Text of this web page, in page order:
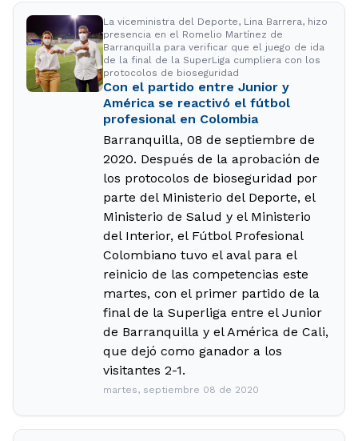
La viceministra del Deporte, Lina Barrera, hizo
presencia en el Romelio Martínez de
Barranquilla para verificar que el juego de ida
de la final de la SuperLiga cumpliera con los
protocolos de bioseguridad
Con el partido entre Junior y
América se reactivó el fútbol
profesional en Colombia
Barranquilla, 08 de septiembre de
2020. Después de la aprobación de
los protocolos de bioseguridad por
parte del Ministerio del Deporte, el
Ministerio de Salud y el Ministerio
del Interior, el Fútbol Profesional
Colombiano tuvo el aval para el
reinicio de las competencias este
martes, con el primer partido de la
final de la Superliga entre el Junior
de Barranquilla y el América de Cali,
que dejó como ganador a los
visitantes 2-1.
martes, septiembre 08 de 2020